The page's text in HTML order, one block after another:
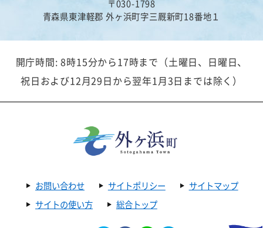
【臨時休館】8月12日正午から：台風第５号による「む
ーもん館」臨時休館について
2024年07月31日
文化
むーもん館ご来館者5,000人達成！
2024年07月25日
スポーツ
【告知】大平山元遺跡ガイド講習会inむーもんマルシェ
大平山元遺跡ガイドのお申し込み方法
2024年04月15日
文化
〒030-1798
青森県東津軽郡 外ヶ浜町字三厩新町18番地１
開庁時間: 8時15分から17時まで（土曜日、日曜日、
祝日および12月29日から翌年1月3日までは除く）
お問い合わせ サイトポリシー
サイトマップ
サイトの使い方
総合トップ